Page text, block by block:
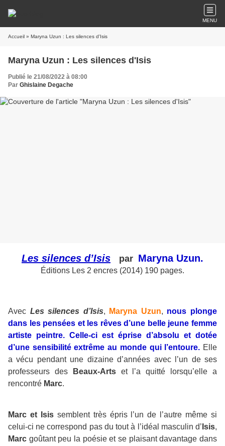
MENU
Accueil » Maryna Uzun : Les silences d'Isis
Maryna Uzun : Les silences d'Isis
Publié le 21/08/2022 à 08:00
Par Ghislaine Degache
Les silences d’Isis par Maryna Uzun.
Éditions Les 2 encres (2014) 190 pages.
Avec Les silences d’Isis, Maryna Uzun, nous plonge
dans les pensées et les rêves d’une belle jeune femme
artiste peintre. Celle-ci est éprise d’absolu et dotée
d’une sensibilité extrême au monde qui l’entoure. Elle
a vécu pendant une dizaine d’années avec l’un de ses
professeurs des
Beaux-Artset l’a quitté lorsqu’elle a
rencontré Marc.
Marc et Isissemblent très épris l’un de l’autre même si
celui-ci ne correspond pas du tout à l’idéal masculin d’ Isis,
Marc goûtant peu la poésie et se plaisant davantage dans